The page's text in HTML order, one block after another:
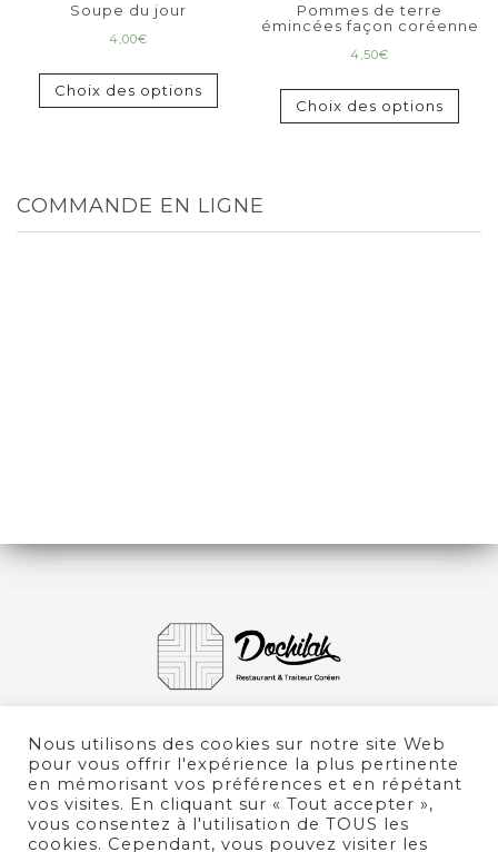
Soupe du jour
4,00€
Choix des options
Pommes de terre
émincées façon coréenne
4,50€
Choix des options
COMMANDE EN LIGNE
Nous utilisons des cookies sur notre site Web
pour vous offrir l'expérience la plus pertinente
en mémorisant vos préférences et en répétant
vos visites. En cliquant sur « Tout accepter »,
vous consentez à l'utilisation de TOUS les
cookies. Cependant, vous pouvez visiter les